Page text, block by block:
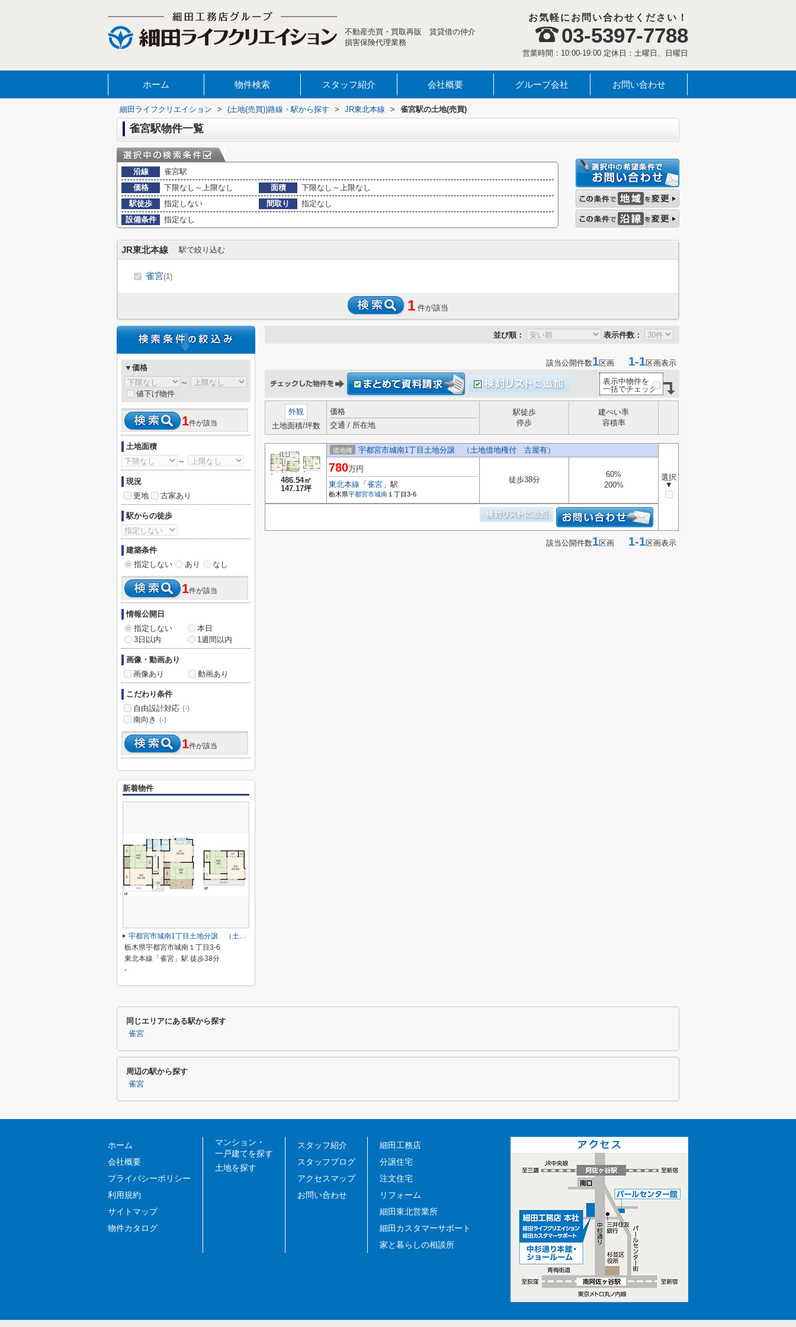
不動産売買・買取再販 賃貸借の仲介
損害保険代理業務
お気軽にお問い合わせください！
03-5397-7788
営業時間：10:00-19:00 定休日：土曜日、日曜日
ホーム 物件検索 スタッフ紹介 会社概要 グループ会社 お問い合わせ
細田ライフクリエイション > (土地(売買))路線・駅から探す > JR東北本線 > 雀宮駅の土地(売買)
雀宮駅物件一覧
沿線
雀宮駅
価格
下限なし～上限なし 面積
下限なし～上限なし
駅徒歩
指定しない 間取り
指定なし
設備条件
指定なし
JR東北本線 駅で絞り込む
雀宮(1)
1 件が該当
並び順： 表示件数：
該当公開件数1区画 1-1区画表示
表示中物件を
一括でチェック
外観
土地面積/坪数
価格
交通 / 所在地
駅徒歩
停歩
建ぺい率
容積率
486.54㎡
147.17坪
借地権 宇都宮市城南1丁目土地分譲 （土地借地権付 古屋有）
選択
▼
780万円
東北本線 「 雀宮 」駅
栃木県宇都宮市城南 １丁目3-6
徒歩38分
60%
200%
該当公開件数1区画 1-1区画表示
▼価格
～
値下げ物件
1件が該当
土地面積
～
現況
更地
古家あり
駅からの徒歩
建築条件
指定しない
あり なし
1件が該当
情報公開日
指定しない
本日
3日以内
1週間以内
画像・動画あり
画像あり
動画あり
こだわり条件
自由設計対応 (-)
南向き (-)
1件が該当
新着物件
宇都宮市城南1丁目土地分譲 （土地借地権付 古屋有）
栃木県宇都宮市城南１丁目3-6
東北本線「雀宮」駅 徒歩38分
-
同じエリアにある駅から探す
雀宮
周辺の駅から探す
雀宮
ホーム
会社概要
プライバシーポリシー
利用規約
サイトマップ
物件カタログ
マンション・
一戸建てを探す
土地を探す
スタッフ紹介
スタッフブログ
アクセスマップ
お問い合わせ
細田工務店
分譲住宅
注文住宅
リフォーム
細田東北営業所
細田カスタマーサポート
家と暮らしの相談所